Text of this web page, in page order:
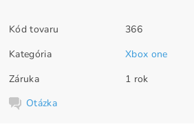
Kód tovaru
366
Kategória
Xbox one
Záruka
1 rok
Otázka